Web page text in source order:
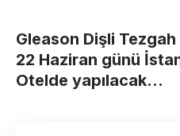
Gleason Dişli Tezgah
22 Haziran günü
Otelde yapılacak…